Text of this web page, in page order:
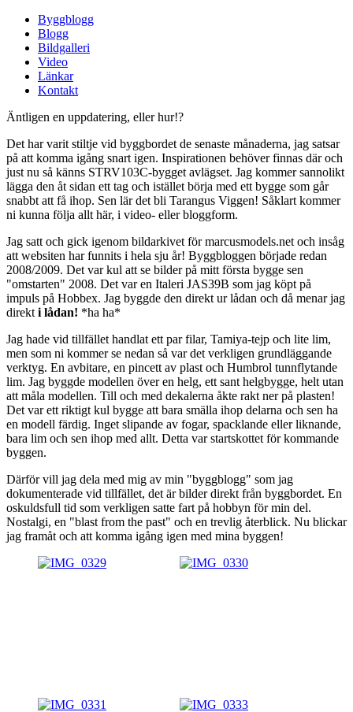
Byggblogg
Blogg
Bildgalleri
Video
Länkar
Kontakt
Äntligen en uppdatering, eller hur!?
Det har varit stiltje vid byggbordet de senaste månaderna, jag satsar
på att komma igång snart igen. Inspirationen behöver finnas där och
just nu så känns STRV103C-bygget avlägset. Jag kommer sannolikt
lägga den åt sidan ett tag och istället börja med ett bygge som går
snabbt att få ihop. Sen lär det bli Tarangus Viggen! Såklart kommer
ni kunna följa allt här, i video- eller bloggform.
Jag satt och gick igenom bildarkivet för marcusmodels.net och insåg
att websiten har funnits i hela sju år! Byggbloggen började redan
2008/2009. Det var kul att se bilder på mitt första bygge sen
"omstarten" 2008. Det var en Italeri JAS39B som jag köpt på
impuls på Hobbex. Jag byggde den direkt ur lådan och då menar jag
direkt i lådan! *ha ha*
Jag hade vid tillfället handlat ett par filar, Tamiya-tejp och lite lim,
men som ni kommer se nedan så var det verkligen grundläggande
verktyg. En avbitare, en pincett av plast och Humbrol tunnflytande
lim. Jag byggde modellen över en helg, ett sant helgbygge, helt utan
att måla modellen. Till och med dekalerna åkte rakt ner på plasten!
Det var ett riktigt kul bygge att bara smälla ihop delarna och sen ha
en modell färdig. Inget slipande av fogar, spacklande eller liknande,
bara lim och sen ihop med allt. Detta var startskottet för kommande
byggen.
Därför vill jag dela med mig av min "byggblogg" som jag
dokumenterade vid tillfället, det är bilder direkt från byggbordet. En
oskuldsfull tid som verkligen satte fart på hobbyn för min del.
Nostalgi, en "blast from the past" och en trevlig återblick. Nu blickar
jag framåt och att komma igång igen med mina byggen!